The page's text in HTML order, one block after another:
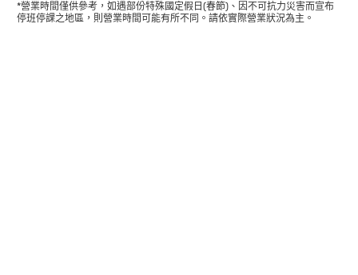
*營業時間僅供參考，如遇部份特殊國定假日(春節)、因不可抗力災害而宣布
停班停課之地區，則營業時間可能有所不同。請依實際營業狀況為主。